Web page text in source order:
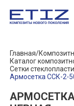
Главная
Каталог
Сетки
Армосетка ССК-2-
АРМОСЕТКА